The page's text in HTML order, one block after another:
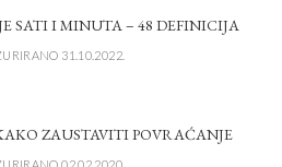
SATI I MINUTA – 48 DEFINICIJA
31.10.2022.
ZAUSTAVITI POVRAĆANJE